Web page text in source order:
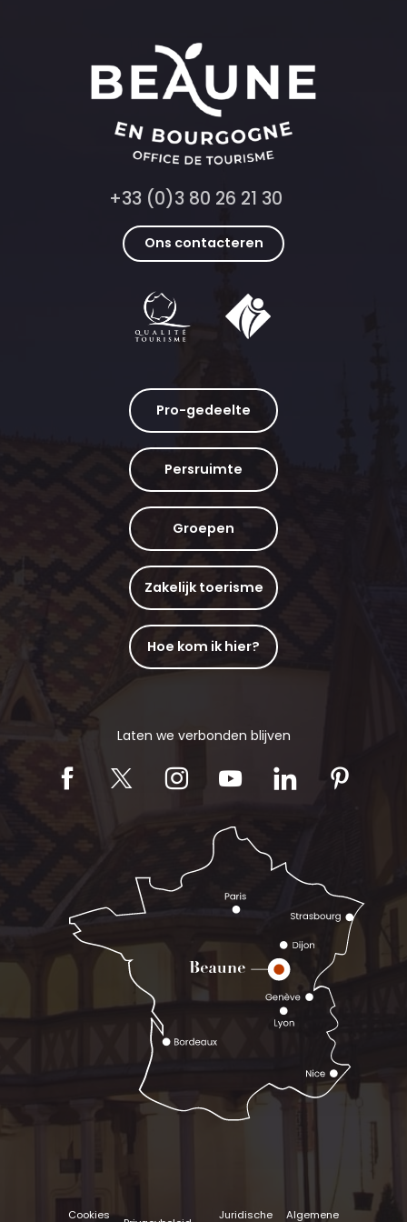
+33 (0)3 80 26 21 30
Ons contacteren
Pro-gedeelte
Persruimte
Groepen
Zakelijk toerisme
Hoe kom ik hier?
Laten we verbonden blijven
Cookies Juridische Algemene